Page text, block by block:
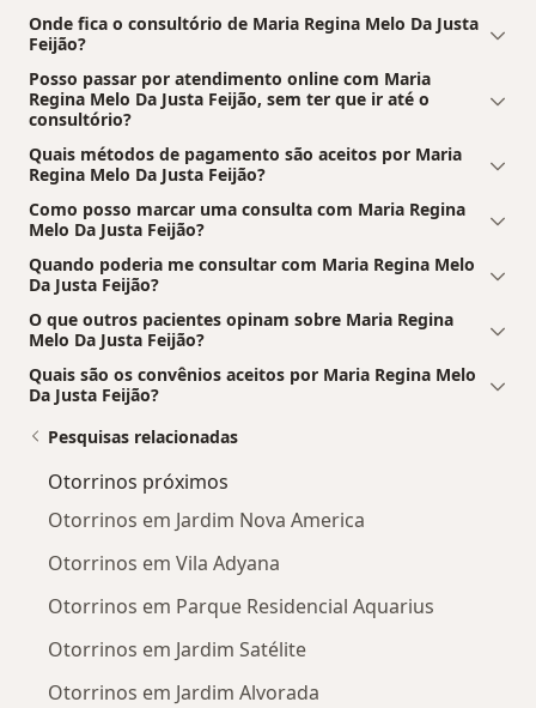
Onde fica o consultório de Maria Regina Melo Da Justa
Feijão?
Posso passar por atendimento online com Maria
Regina Melo Da Justa Feijão, sem ter que ir até o
consultório?
Quais métodos de pagamento são aceitos por Maria
Regina Melo Da Justa Feijão?
Como posso marcar uma consulta com Maria Regina
Melo Da Justa Feijão?
Quando poderia me consultar com Maria Regina Melo
Da Justa Feijão?
O que outros pacientes opinam sobre Maria Regina
Melo Da Justa Feijão?
Quais são os convênios aceitos por Maria Regina Melo
Da Justa Feijão?
Pesquisas relacionadas
Otorrinos próximos
Otorrinos em Jardim Nova America
Otorrinos em Vila Adyana
Otorrinos em Parque Residencial Aquarius
Otorrinos em Jardim Satélite
Otorrinos em Jardim Alvorada